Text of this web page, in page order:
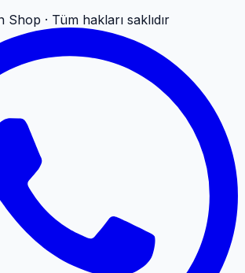
Shop · Tüm hakları saklıdır